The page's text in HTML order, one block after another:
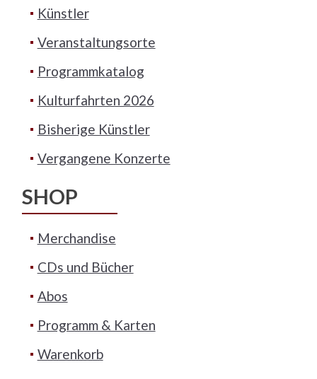
Künstler
Veranstaltungsorte
Programmkatalog
Kulturfahrten 2026
Bisherige Künstler
Vergangene Konzerte
SHOP
Merchandise
CDs und Bücher
Abos
Programm & Karten
Warenkorb